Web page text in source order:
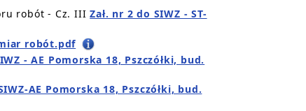
robót - Cz. IIIZał. nr 2 do SIWZ - ST-
robót.pdf
- AE Pomorska 18, Pszczółki, bud.
AE Pomorska 18, Pszczółki, bud.